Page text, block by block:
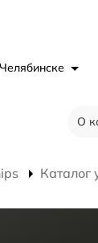
О
Каталог